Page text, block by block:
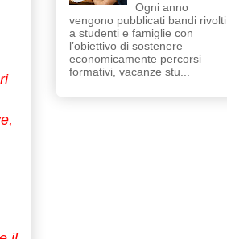
Ogni anno
vengono pubblicati bandi rivolti
a studenti e famiglie con
l’obiettivo di sostenere
economicamente percorsi
formativi, vacanze stu...